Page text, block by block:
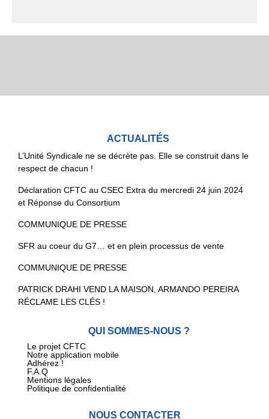
ACTUALITÉS
L’Unité Syndicale ne se décrète pas. Elle se construit dans le
respect de chacun !
Déclaration CFTC au CSEC Extra du mercredi 24 juin 2024
et Réponse du Consortium
COMMUNIQUE DE PRESSE
SFR au coeur du G7… et en plein processus de vente
COMMUNIQUE DE PRESSE
PATRICK DRAHI VEND LA MAISON, ARMANDO PEREIRA
RÉCLAME LES CLÉS !
QUI SOMMES-NOUS ?
Le projet CFTC
Notre application mobile
Adhérez !
F.A.Q
Mentions légales
Politique de confidentialité
NOUS CONTACTER